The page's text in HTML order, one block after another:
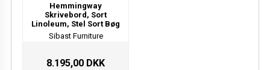
Hemmingway
Skrivebord, Sort
Linoleum, Stel Sort Bøg
Sibast Furniture
8.195,00 DKK